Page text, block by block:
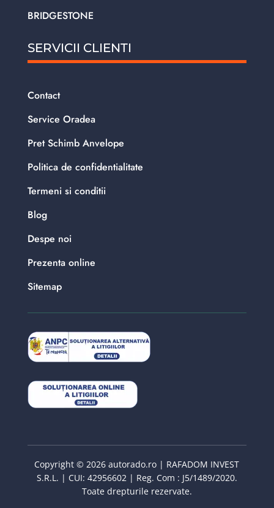
BRIDGESTONE
SERVICII CLIENTI
Contact
Service Oradea
Pret Schimb Anvelope
Politica de confidentialitate
Termeni si conditii
Blog
Despe noi
Prezenta online
Sitemap
Copyright © 2026 autorado.ro | RAFADOM INVEST
S.R.L. | CUI: 42956602 | Reg. Com : J5/1489/2020.
Toate drepturile rezervate.